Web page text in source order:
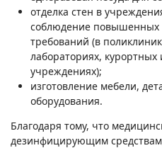
отделка стен в
соблюдение повышенных
требований (в
лабораториях,
учреждениях);
изготовление мебели,
оборудования.
Благодаря тому, что
дезинфицирующим